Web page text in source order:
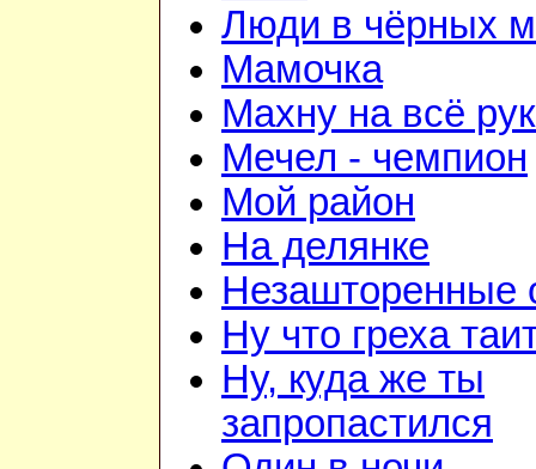
Люди в чёрных
Мамочка
Махну на всё
Мечел - чемпион
Мой район
На делянке
Незашторенные
Ну что греха
Ну, куда же ты
запропастился